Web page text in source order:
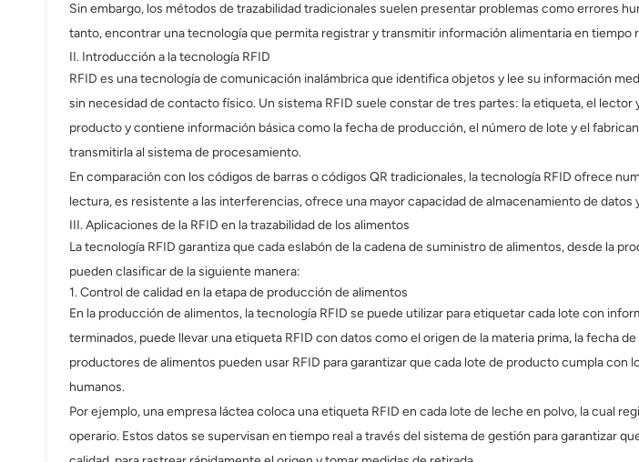
Polski
Tiếng Việt
Indonesia
norsk
magyar
Sin embargo, los métodos de trazabilidad tradicionales suelen presentar problemas como errores
tanto, encontrar una tecnología que permita registrar y transmitir información alimentaria en
II. Introducción a la tecnología RFID
RFID es una tecnología de comunicación inalámbrica que identifica objetos y lee su información
sin necesidad de contacto físico. Un sistema RFID suele constar de tres partes: la etiqueta, el
producto y contiene información básica como la fecha de producción, el número de lote y el
transmitirla al sistema de procesamiento.
En comparación con los códigos de barras o códigos QR tradicionales, la tecnología RFID ofrece
lectura, es resistente a las interferencias, ofrece una mayor capacidad de almacenamiento de
III. Aplicaciones de la RFID en la trazabilidad de los alimentos
La tecnología RFID garantiza que cada eslabón de la cadena de suministro de alimentos, desde la
pueden clasificar de la siguiente manera:
1. Control de calidad en la etapa de producción de alimentos
En la producción de alimentos, la tecnología RFID se puede utilizar para etiquetar cada lote con
terminados, puede llevar una etiqueta RFID con datos como el origen de la materia prima, la fecha
productores de alimentos pueden usar RFID para garantizar que cada lote de producto cumpla
humanos.
Por ejemplo, una empresa láctea coloca una etiqueta RFID en cada lote de leche en polvo, la cual
operario. Estos datos se supervisan en tiempo real a través del sistema de gestión para garantizar